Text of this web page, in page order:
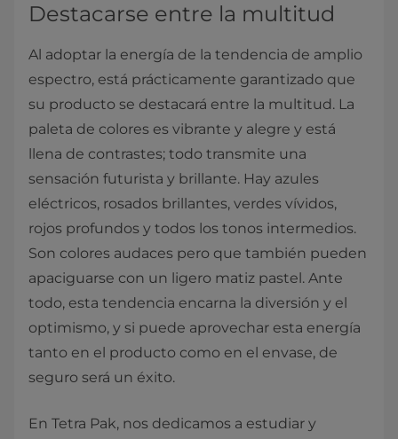
Destacarse entre la multitud
Al adoptar la energía de la tendencia de amplio
espectro, está prácticamente garantizado que
su producto se destacará entre la multitud. La
paleta de colores es vibrante y alegre y está
llena de contrastes; todo transmite una
sensación futurista y brillante. Hay azules
eléctricos, rosados brillantes, verdes vívidos,
rojos profundos y todos los tonos intermedios.
Son colores audaces pero que también pueden
apaciguarse con un ligero matiz pastel. Ante
todo, esta tendencia encarna la diversión y el
optimismo, y si puede aprovechar esta energía
tanto en el producto como en el envase, de
seguro será un éxito.
En Tetra Pak, nos dedicamos a estudiar y